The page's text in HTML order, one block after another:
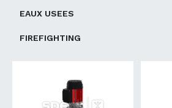
EAUX USEES
FIREFIGHTING